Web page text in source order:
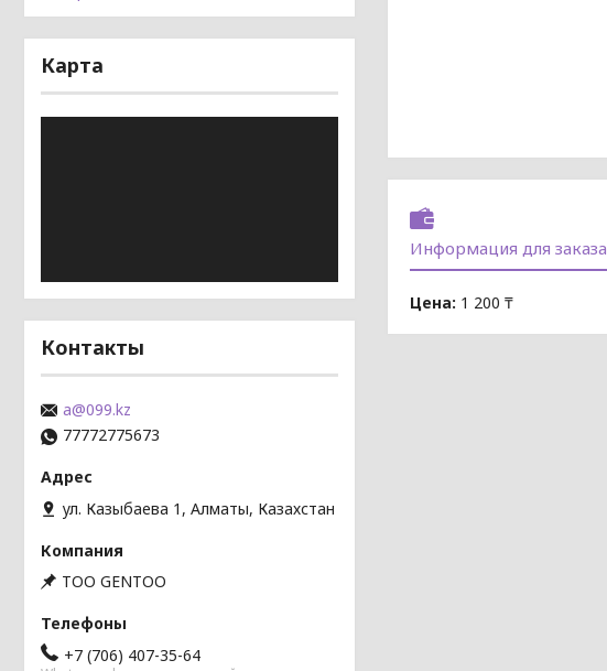
Информация для заказа
Цена: 1 200 ₸
Карта
Контакты
a@099.kz
77772775673
ул. Казыбаева 1, Алматы, Казахстан
TOO GENTOO
+7 (706) 407-35-64